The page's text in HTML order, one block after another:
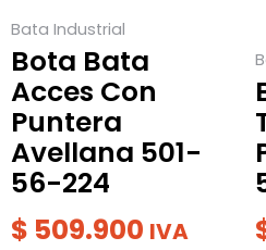
Bata Industrial
Bota Bata
Acces Con
Puntera
Avellana 501-
56-224
$ 509.900 IVA
pueden
elegir
en
la
página
de
producto
la